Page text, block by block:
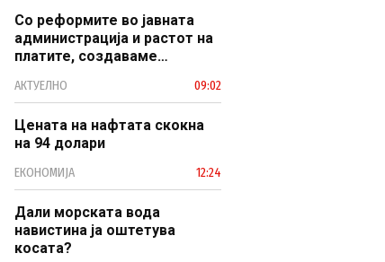
Со реформите во јавната
администрација и растот на
платите, создаваме
модерен јавен сектор
АКТУЕЛНО 09:02
Цената на нафтата скокна
на 94 долари
ЕКОНОМИЈА 12:24
Дали морската вода
навистина ја оштетува
косата?